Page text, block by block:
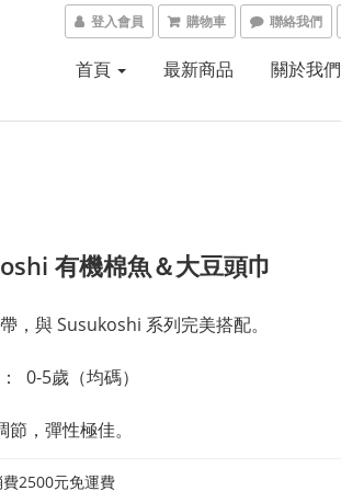
登入會員 購物車 聯絡我們
首頁 最新商品 關於我們
有機棉魚＆大豆頭巾
，與 Susukoshi 系列完美搭配。
0-5歲（均碼）
，彈性極佳。
2500元免運費